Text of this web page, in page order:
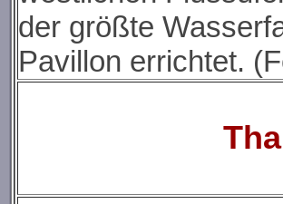
der größte
Pavillon errichtet.